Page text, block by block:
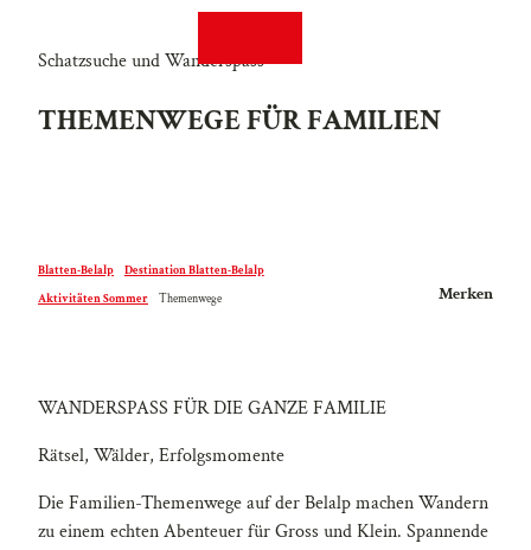
SucheWebcams
Schatzsuche und Wanderspass
THEMENWEGE FÜR FAMILIEN
Blatten-Belalp
Destination Blatten-Belalp
Aktivitäten Sommer
Themenwege Merken
WANDERSPASS FÜR DIE GANZE FAMILIE
Rätsel, Wälder, Erfolgsmomente
Die Familien-Themenwege auf der Belalp machen Wandern
zu einem echten Abenteuer für Gross und Klein. Spannende